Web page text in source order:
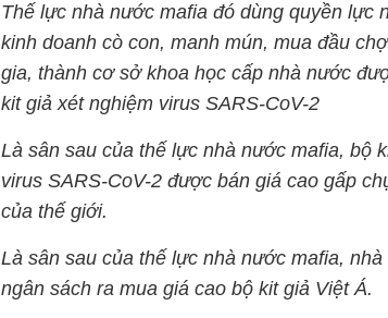
Thế lực nhà nước mafia đó dùng quyền lực
kinh doanh cò con, manh mún, mua đầu
gia, thành cơ sở khoa học cấp nhà nước
kit giả xét nghiệm virus SARS-CoV-2
Là sân sau của thế lực nhà nước mafia, bộ
virus SARS-CoV-2 được bán giá cao gấp
của thế giới.
Là sân sau của thế lực nhà nước mafia,
ngân sách ra mua giá cao bộ kit giả Việt Á.